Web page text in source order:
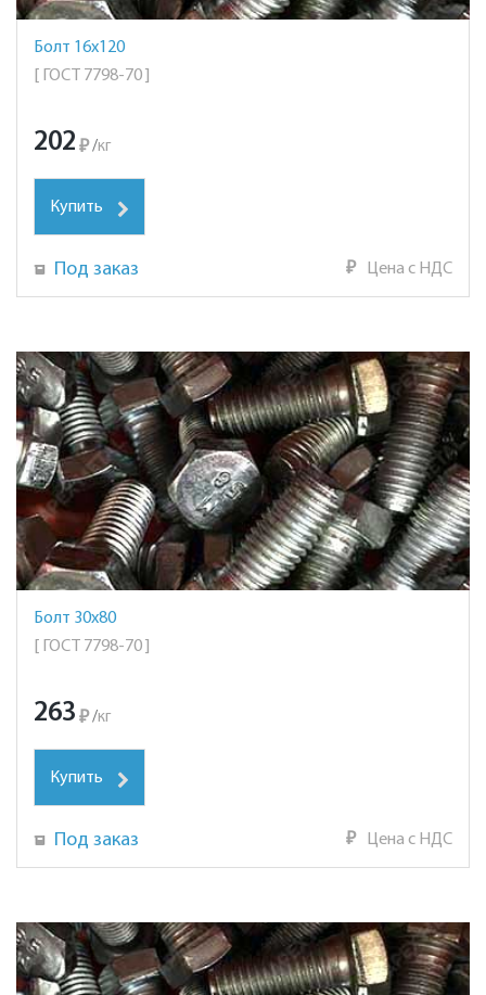
Болт 16х120
[ ГОСТ 7798-70 ]
202 ₽ /кг
Купить
Под заказ ₽ Цена с НДС
Болт 30х80
[ ГОСТ 7798-70 ]
263 ₽ /кг
Купить
Под заказ ₽ Цена с НДС